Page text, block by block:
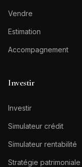
Vendre
Estimation
Accompagnement
Investir
Investir
Simulateur crédit
Simulateur rentabilité
Stratégie patrimoniale